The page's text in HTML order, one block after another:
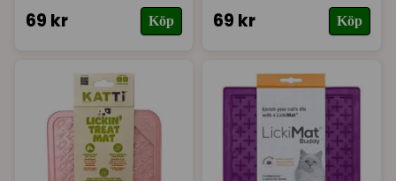
69 kr Köp 69 kr Köp